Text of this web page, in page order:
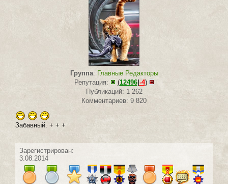
Группа: Главные Редакторы
Репутация:
(12496| -4)
Публикаций: 1 262
Комментариев: 9 820
Забавный. + + +
Зарегистрирован:
3.08.2014